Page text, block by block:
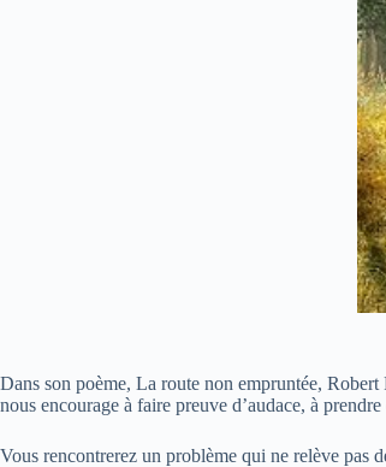
Dans son poème, La route non empruntée, Robert
nous encourage à faire preuve d’audace, à
Vous rencontrerez un problème qui ne relève pas